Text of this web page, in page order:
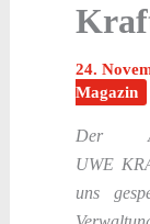
24.
Magazin
Der
UWE
uns